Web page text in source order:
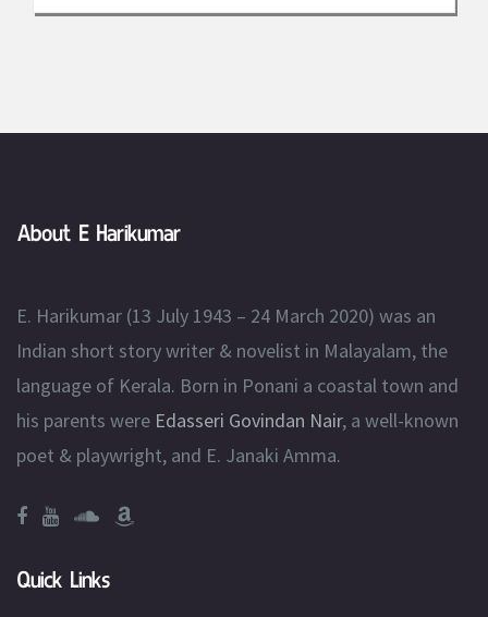
About E Harikumar
E. Harikumar (13 July 1943 – 24 March 2020) was an
Indian short story writer & novelist in Malayalam, the
language of Kerala. Born in Ponani a coastal town and
his parents were Edasseri Govindan Nair, a well-known
poet & playwright, and E. Janaki Amma.
Quick Links